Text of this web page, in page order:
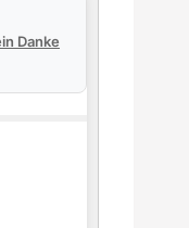
Danke